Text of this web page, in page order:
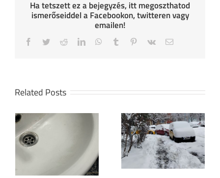
Ha tetszett ez a bejegyzés, itt megoszthatod
ismerőseiddel a Facebookon, twitteren vagy
emailen!
Facebook
TwitterRedditLinkedInWhatsApp
Tumblr Pinterest
Vk Email
Related Posts